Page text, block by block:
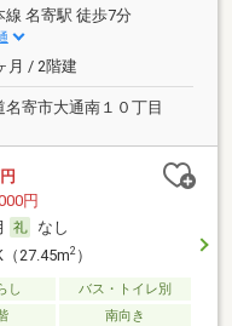
線 名寄駅 徒歩7分
月 / 2階建
名寄市大通南１０丁目
円
なし
27.45m2）
し
バス・トイレ別
南向き